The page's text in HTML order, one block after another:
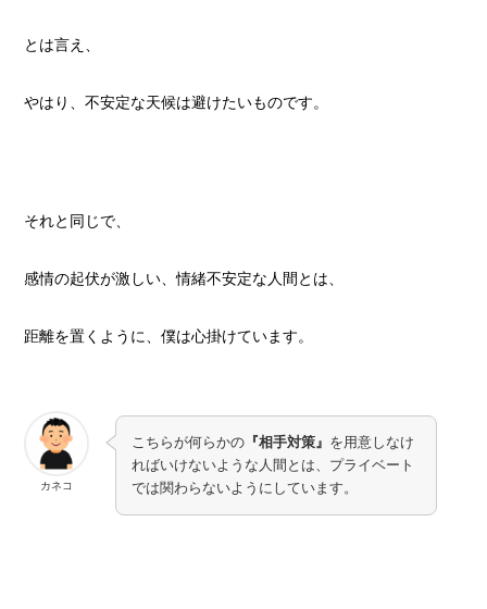
とは言え、
やはり、不安定な天候は避けたいものです。
それと同じで、
感情の起伏が激しい、情緒不安定な人間とは、
距離を置くように、僕は心掛けています。
カネコ
こちらが何らかの『相手対策』 を用意しなけ
ればいけないような人間とは、プライベート
では関わらないようにしています。